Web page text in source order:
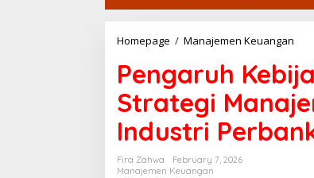
Homepage / Manajemen Keuangan
Pengaruh
Strategi
Industri
Fira Zahwa
February 7, 2026
Manajemen Keuangan